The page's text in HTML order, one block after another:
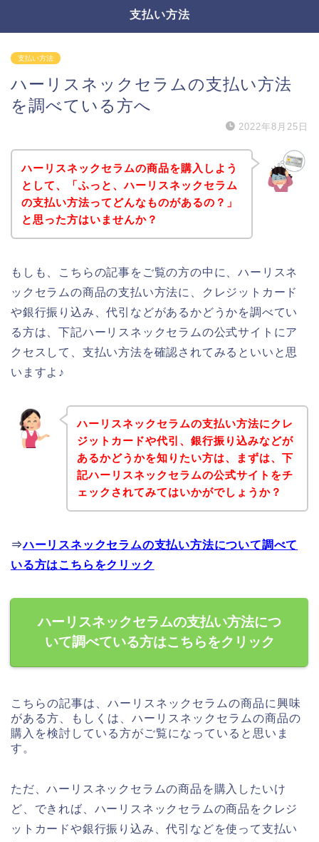
支払い方法
支払い方法
ハーリスネックセラムの支払い方法
を調べている方へ
2022年8月25日
ハーリスネックセラムの商品を購入しよう
として、「ふっと、ハーリスネックセラム
の支払い方法ってどんなものがあるの？」
と思った方はいませんか？
もしも、こちらの記事をご覧の方の中に、ハーリスネ
ックセラムの商品の支払い方法に、クレジットカード
や銀行振り込み、代引などがあるかどうかを調べてい
る方は、下記ハーリスネックセラムの公式サイトにア
クセスして、支払い方法を確認されてみるといいと思
いますよ♪
ハーリスネックセラムの支払い方法にクレ
ジットカードや代引、銀行振り込みなどが
あるかどうかを知りたい方は、まずは、下
記ハーリスネックセラムの公式サイトをチ
ェックされてみてはいかがでしょうか？
⇒ハーリスネックセラムの支払い方法について調べて
いる方はこちらをクリック
ハーリスネックセラムの支払い方法につ
いて調べている方はこちらをクリック
こちらの記事は、ハーリスネックセラムの商品に興味
がある方、もしくは、ハーリスネックセラムの商品の
購入を検討している方がご覧になっていると思いま
す。
ただ、ハーリスネックセラムの商品を購入したいけ
ど、できれば、ハーリスネックセラムの商品をクレジ
ットカードや銀行振り込み、代引などを使って支払い